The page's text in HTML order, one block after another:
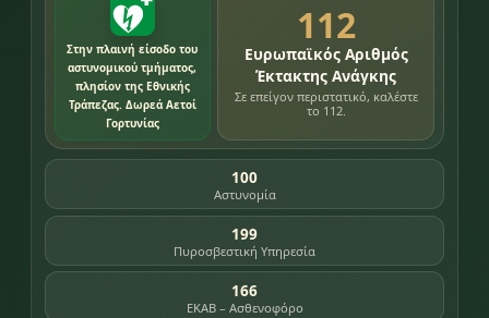
Στην πλαινή είσοδο του
αστυνομικού τμήματος,
πλησίον της Εθνικής
Τράπεζας. Δωρεά Αετοί
Γορτυνίας
112
Ευρωπαϊκός Αριθμός
Έκτακτης Ανάγκης
Σε επείγον περιστατικό, καλέστε
το 112.
100
Αστυνομία
199
Πυροσβεστική Υπηρεσία
166
ΕΚΑΒ – Ασθενοφόρο